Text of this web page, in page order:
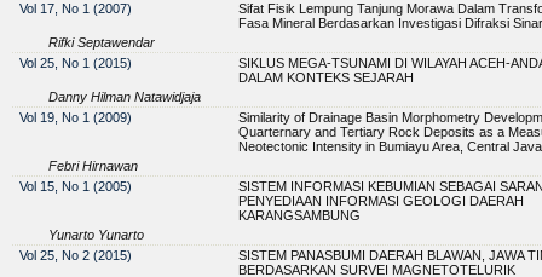
Vol 17, No 1 (2007)
Sifat Fisik Lempung Tanjung Morawa Dalam
Fasa Mineral Berdasarkan Investigasi Difraksi
Rifki Septawendar
Vol 25, No 1 (2015)
SIKLUS MEGA-TSUNAMI DI WILAYAH ACEH-
DALAM KONTEKS SEJARAH
Danny Hilman Natawidjaja
Vol 19, No 1 (2009)
Similarity of Drainage Basin Morphometry
Quarternary and Tertiary Rock Deposits as a
Neotectonic Intensity in Bumiayu Area, Central Java
Febri Hirnawan
Vol 15, No 1 (2005)
SISTEM INFORMASI KEBUMIAN SEBAGAI
PENYEDIAAN INFORMASI GEOLOGI DAERAH
KARANGSAMBUNG
Yunarto Yunarto
Vol 25, No 2 (2015)
SISTEM PANASBUMI DAERAH BLAWAN, JAWA
BERDASARKAN SURVEI MAGNETOTELURIK